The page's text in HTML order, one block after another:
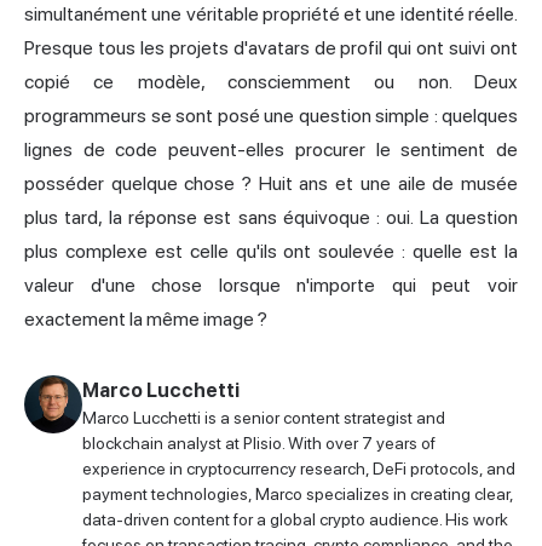
simultanément une véritable propriété et une identité réelle.
Presque tous les projets d'avatars de profil qui ont suivi ont
copié ce modèle, consciemment ou non. Deux
programmeurs se sont posé une question simple : quelques
lignes de code peuvent-elles procurer le sentiment de
posséder quelque chose ? Huit ans et une aile de musée
plus tard, la réponse est sans équivoque : oui. La question
plus complexe est celle qu'ils ont soulevée : quelle est la
valeur d'une chose lorsque n'importe qui peut voir
exactement la même image ?
Marco Lucchetti
Marco Lucchetti is a senior content strategist and
blockchain analyst at Plisio. With over 7 years of
experience in cryptocurrency research, DeFi protocols, and
payment technologies, Marco specializes in creating clear,
data-driven content for a global crypto audience. His work